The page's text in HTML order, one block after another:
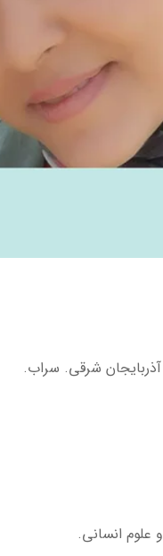
علوم انسانی.